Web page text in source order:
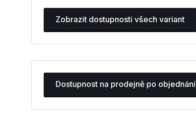
Zobrazit dostupnosti všech variant
Dostupnost na prodejně po objednání